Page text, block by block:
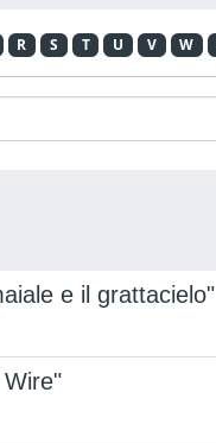
R S T U V W
e il grattacielo"